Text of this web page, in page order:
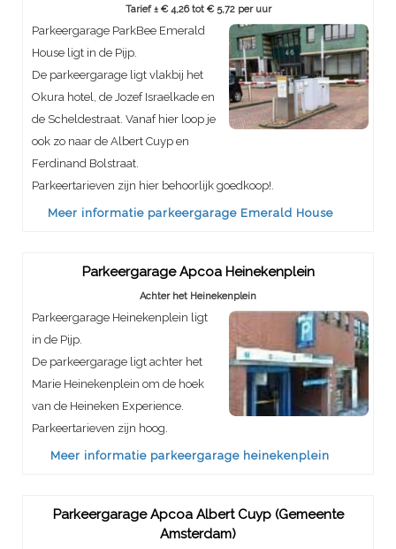
Tarief ± € 4,26 tot € 5,72 per uur
Parkeergarage ParkBee Emerald
House ligt in de Pijp.
De parkeergarage ligt vlakbij het
Okura hotel, de Jozef Israelkade en
de Scheldestraat. Vanaf hier loop je
ook zo naar de Albert Cuyp en
Ferdinand Bolstraat.
Parkeertarieven zijn hier behoorlijk goedkoop!.
Meer informatie parkeergarage Emerald House
Parkeergarage Apcoa Heinekenplein
Achter het Heinekenplein
Parkeergarage Heinekenplein ligt
in de Pijp.
De parkeergarage ligt achter het
Marie Heinekenplein om de hoek
van de Heineken Experience.
Parkeertarieven zijn hoog.
Meer informatie parkeergarage heinekenplein
Parkeergarage Apcoa Albert Cuyp (Gemeente
Amsterdam)